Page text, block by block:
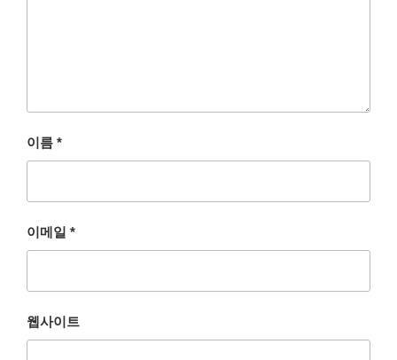
이름 *
이메일 *
웹사이트